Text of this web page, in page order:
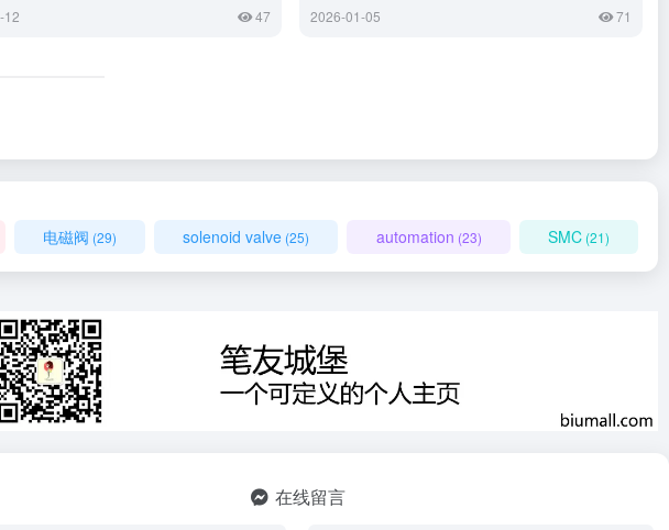
12 47 2026-01-05 71
电磁阀 (29) solenoid valve (25) automation (23) SMC(21)
在线留言